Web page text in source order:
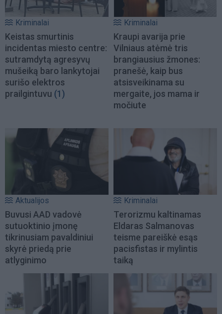
Kriminalai
Keistas smurtinis
incidentas miesto centre:
sutramdytą agresyvų
mušeiką baro lankytojai
surišo elektros
prailgintuvu (1)
Kriminalai
Kraupi avarija prie
Vilniaus atėmė tris
brangiausius žmones:
pranešė, kaip bus
atsisveikinama su
mergaite, jos mama ir
močiute
Aktualijos
Buvusi AAD vadovė
sutuoktinio įmonę
tikrinusiam pavaldiniui
skyrė priedą prie
atlyginimo
Kriminalai
Terorizmu kaltinamas
Eldaras Salmanovas
teisme pareiškė esąs
pacisfistas ir mylintis
taiką